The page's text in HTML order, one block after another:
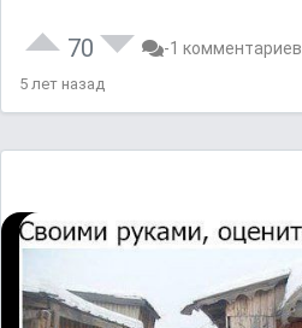
70 -1 комментариев
5 лет назад